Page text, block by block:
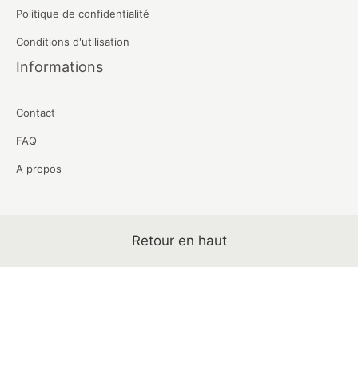
Politique de confidentialité
Conditions d'utilisation
Informations
Contact
FAQ
A propos
Retour en haut